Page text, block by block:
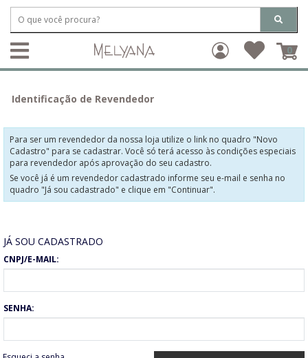
0
Identificação de Revendedor
Para ser um revendedor da nossa loja utilize o link no quadro "Novo
Cadastro" para se cadastrar. Você só terá acesso às condições especiais
para revendedor após aprovação do seu cadastro.
Se você já é um revendedor cadastrado informe seu e-mail e senha no
quadro "Já sou cadastrado" e clique em "Continuar".
JÁ SOU CADASTRADO
CNPJ/E-MAIL:
SENHA: